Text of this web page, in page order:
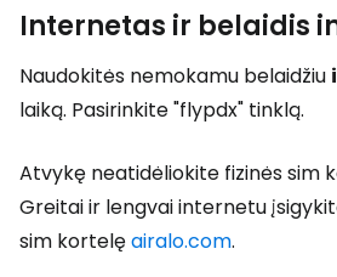
Internetas ir belaidis
Naudokitės nemokamu belaidžiu
laiką. Pasirinkite "flypdx" tinklą.
Atvykę neatidėliokite fizinės sim
Greitai ir lengvai internetu
sim kortelęairalo.com.